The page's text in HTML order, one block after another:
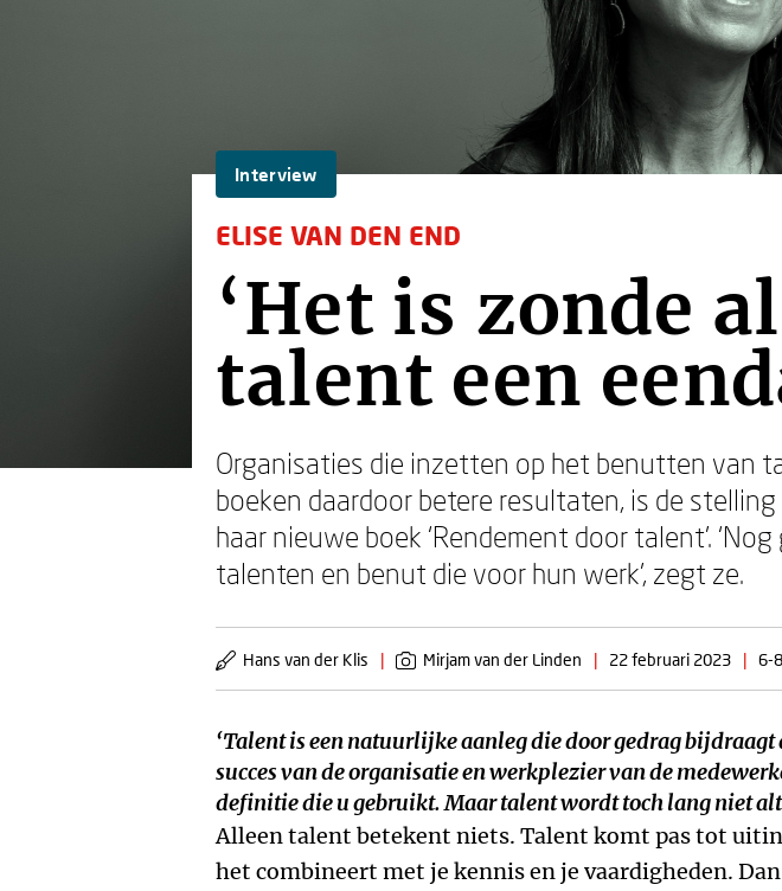
Interview
ELISE VAN DEN END
‘Het is zonde
talent een
Organisaties die inzetten op het benutten van
boeken daardoor betere resultaten, is de
haar nieuwe boek ‘Rendement door talent’.
talenten en benut die voor hun werk’, zegt ze.
Hans van der Klis | Mirjam van der Linden | 22 februari 2023 | 6-
‘Talent is een natuurlijke aanleg die door gedrag bijdraagt
succes van de organisatie en werkplezier van de
definitie die u gebruikt. Maar talent wordt toch lang niet
Alleen talent betekent niets. Talent komt pas tot
het combineert met je kennis en je vaardigheden.